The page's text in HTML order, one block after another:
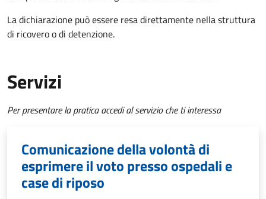
La dichiarazione può essere resa direttamente nella struttura
di ricovero o di detenzione.
Servizi
Per presentare la pratica accedi al servizio che ti interessa
Comunicazione della volontà di
esprimere il voto presso ospedali e
case di riposo